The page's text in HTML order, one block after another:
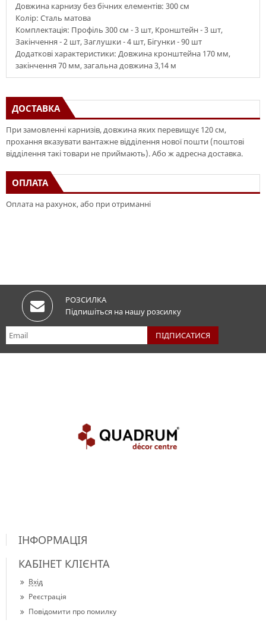
Довжина карнизу без бічних елементів: 300 см
Колір: Сталь матова
Комплектація: Профіль 300 см - 3 шт, Кронштейн - 3 шт,
Закінчення - 2 шт, Заглушки - 4 шт, Бігунки - 90 шт
Додаткові характеристики: Довжина кронштейна 170 мм,
закінчення 70 мм, загальна довжина 3,14 м
ДОСТАВКА
При замовленні карнизів, довжина яких перевищує 120 см,
прохання вказувати вантажне відділення нової пошти (поштові
відділення такі товари не приймають). Або ж адресна доставка.
ОПЛАТА
Оплата на рахунок, або при отриманні
РОЗСИЛКА
Підпишіться на нашу розсилку
ІНФОРМАЦІЯ
КАБІНЕТ КЛІЄНТА
Вхід
Реєстрація
Повідомити про помилку